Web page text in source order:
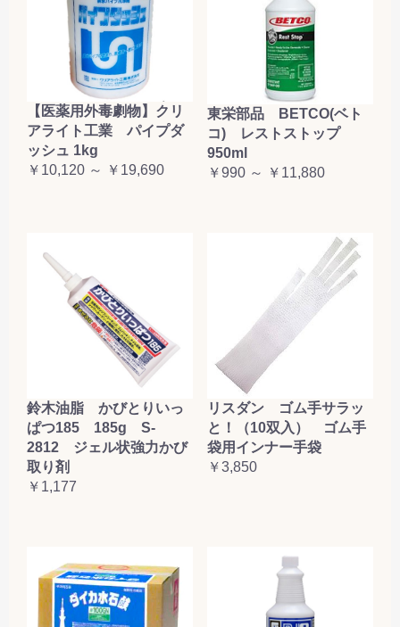
【医薬用外毒劇物】クリ
アライト工業 パイプダ
ッシュ 1kg
￥10,120 ～ ￥19,690
東栄部品 BETCO(ベト
コ) レストストップ
950ml
￥990 ～ ￥11,880
鈴木油脂 かびとりいっ
ぱつ185 185g S-
2812 ジェル状強力かび
取り剤
￥1,177
リスダン ゴム手サラッ
と！（10双入） ゴム手
袋用インナー手袋
￥3,850